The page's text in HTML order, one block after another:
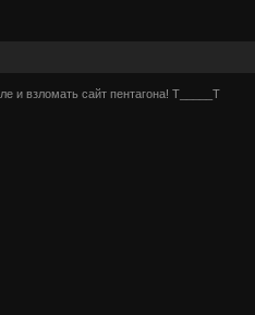
и взломать сайт пентагона! Т_____Т